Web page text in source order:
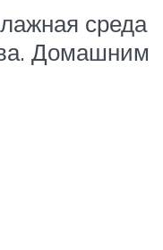
среда
Домашним